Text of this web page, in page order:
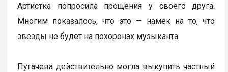
Артистка попросила прощения у своего друга.
Многим показалось, что это — намек на то, что
звезды не будет на похоронах музыканта.
Пугачева действительно могла выкупить частный